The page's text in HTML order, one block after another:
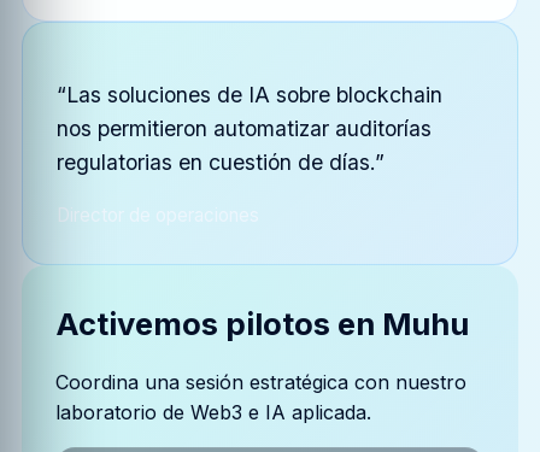
“Las soluciones de IA sobre blockchain
nos permitieron automatizar auditorías
regulatorias en cuestión de días.”
Director de operaciones
Activemos pilotos en Muhu
Coordina una sesión estratégica con nuestro
laboratorio de Web3 e IA aplicada.